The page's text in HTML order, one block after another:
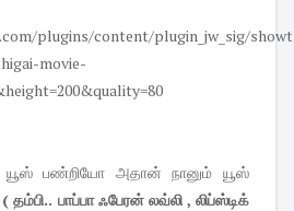
பண்றியோ அதான் நானும் யூஸ்
( தம்பி.. பாப்பா ஃபேரன் லவ்லி , லிப்ஸ்டிக்